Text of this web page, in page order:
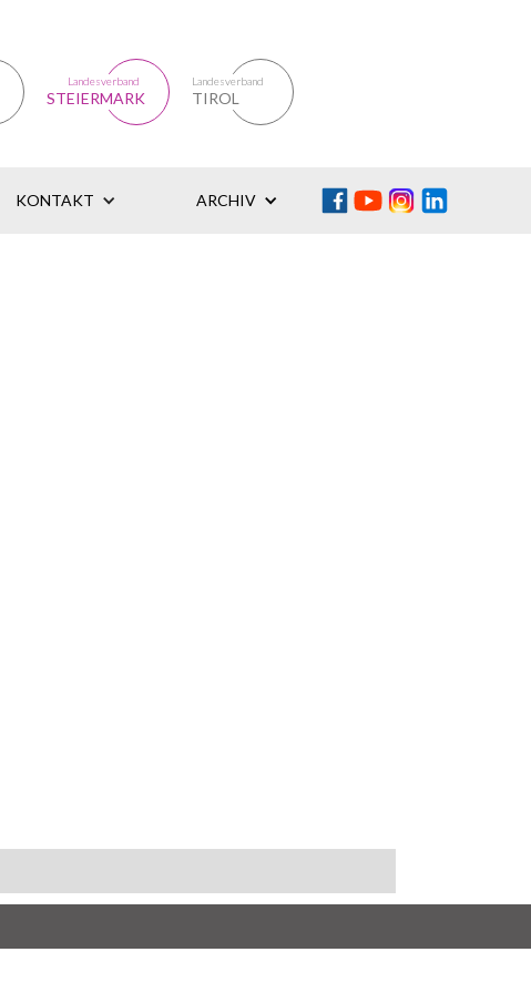
Landesverband
STEIERMARK
Landesverband
TIROL
KONTAKT ARCHIV